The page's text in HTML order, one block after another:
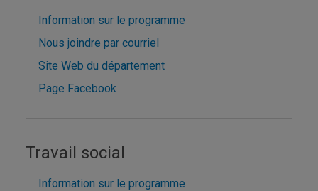
Information sur le programme
Nous joindre par courriel
Site Web du département
Page Facebook
Travail social
Information sur le programme